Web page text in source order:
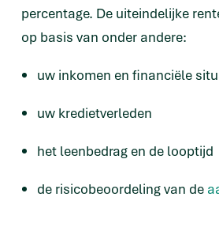
percentage. De uiteindelijke
op basis van onder andere:
uw inkomen en financiële
uw kredietverleden
het leenbedrag en de looptijd
de risicobeoordeling van de